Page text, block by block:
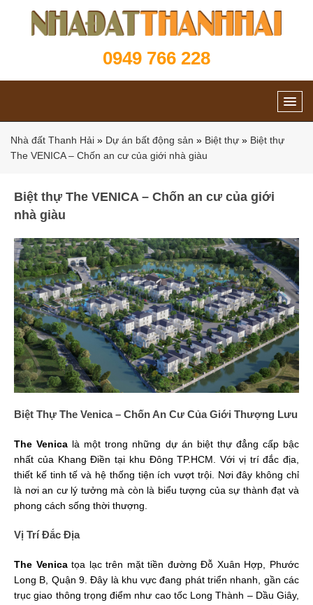
0949 766 228
Nhà đất Thanh Hải » Dự án bất động sản » Biệt thự » Biệt thự
The VENICA – Chốn an cư của giới nhà giàu
Biệt thự The VENICA – Chốn an cư của giới
nhà giàu
Biệt Thự The Venica – Chốn An Cư Của Giới Thượng Lưu
The Venica là một trong những dự án biệt thự đẳng cấp bậc
nhất của Khang Điền tại khu Đông TP.HCM. Với vị trí đắc địa,
thiết kế tinh tế và hệ thống tiện ích vượt trội. Nơi đây không chỉ
là nơi an cư lý tưởng mà còn là biểu tượng của sự thành đạt và
phong cách sống thời thượng.
Vị Trí Đắc Địa
The Venicatọa lạc trên mặt tiền đường Đỗ Xuân Hợp, Phước
Long B, Quận 9. Đây là khu vực đang phát triển nhanh, gần các
trục giao thông trọng điểm như cao tốc Long Thành – Dầu Giây,